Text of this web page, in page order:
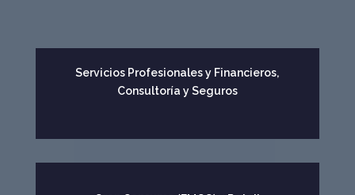
Servicios Profesionales y Financieros,
Consultoría y Seguros